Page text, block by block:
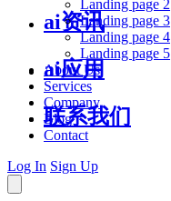
ai资讯
ai应用
联系我们
Landing page 2
Landing page 3
Landing page 4
Landing page 5
About Us
Services
Company
Blog
Contact
Log In Sign Up